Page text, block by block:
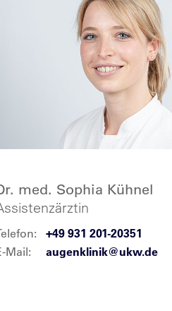
med. Sophia Kühnel
+49 931 201-20351
Mail:
augenklinik@ukw.de